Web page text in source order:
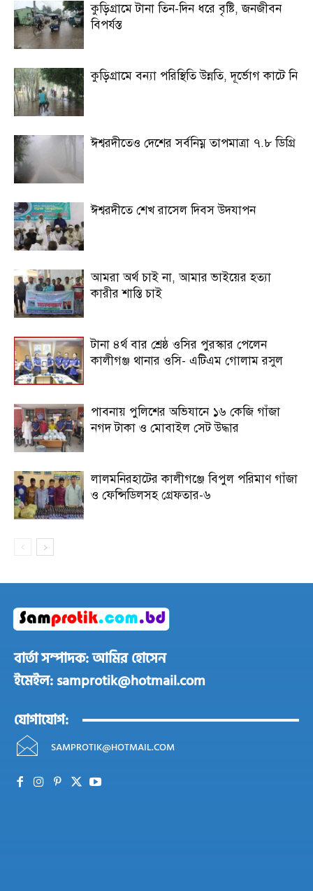
কুড়িগ্রামে টানা তিন-দিন ধরে বৃষ্টি, জনজীবন
বিপর্যস্ত
কুড়িগ্রামে বন্যা পরিস্থিতি উন্নতি, দূর্ভোগ কাটে নি
ঈশ্বরদীতেও দেশের সর্বনিম্ন তাপমাত্রা ৭.৮ ডিগ্রি
ঈশ্বরদীতে শেখ রাসেল দিবস উদযাপন
আমরা অর্থ চাই না, আমার ভাইয়ের হত্যা
কারীর শাস্তি চাই
টানা ৪র্থ বার শ্রেষ্ঠ ওসির পুরস্কার পেলেন
কালীগঞ্জ থানার ওসি- এটিএম গোলাম রসুল
পাবনায় পুলিশের অভিযানে ১৬ কেজি গাঁজা
নগদ টাকা ও মোবাইল সেট উদ্ধার
লালমনিরহাটের কালীগঞ্জে বিপুল পরিমাণ গাঁজা
ও ফেন্সিডিলসহ গ্রেফতার-৬
বার্তা সম্পাদক: আমির হোসেন
ইমেইল: samprotik@hotmail.com
যোগাযোগ:
SAMPROTIK@HOTMAIL.COM